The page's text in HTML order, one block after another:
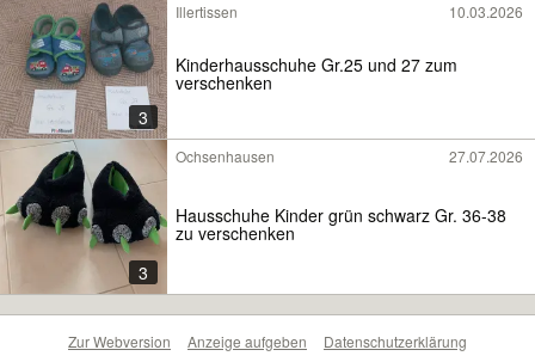
3
Illertissen 10.03.2026
Kinderhausschuhe Gr.25 und 27 zum
verschenken
3
Ochsenhausen 27.07.2026
Hausschuhe Kinder grün schwarz Gr. 36-38
zu verschenken
Zur Webversion Anzeige aufgeben Datenschutzerklärung